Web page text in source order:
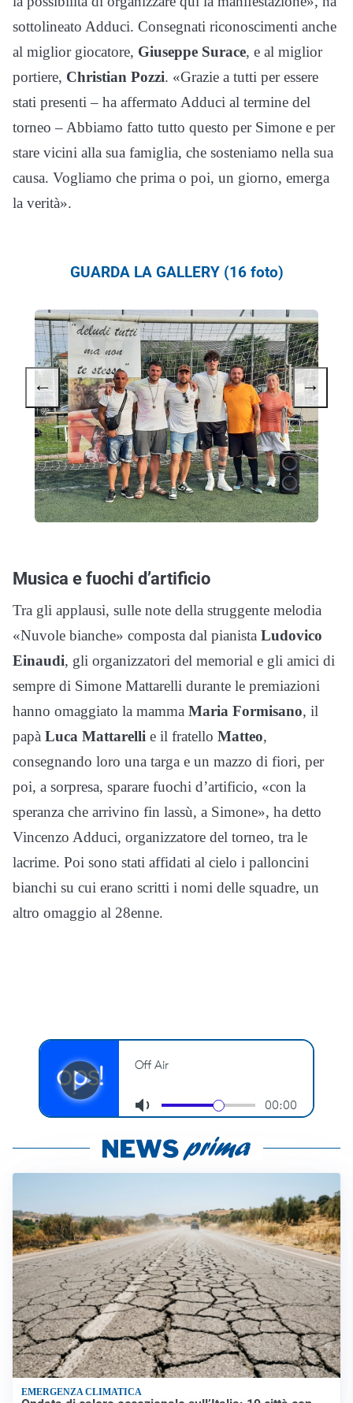
sottolineato Adduci. Consegnati riconoscimenti anche
al miglior giocatore, Giuseppe Surace, e al miglior
portiere, Christian Pozzi. «Grazie a tutti per essere
stati presenti – ha affermato Adduci al termine del
torneo – Abbiamo fatto tutto questo per Simone e per
stare vicini alla sua famiglia, che sosteniamo nella sua
causa. Vogliamo che prima o poi, un giorno, emerga
la verità».
GUARDA LA GALLERY (16 foto)
← →
Musica e fuochi d’artificio
Tra gli applausi, sulle note della struggente melodia
«Nuvole bianche» composta dal pianista Ludovico
Einaudi, gli organizzatori del memorial e gli amici di
sempre di Simone Mattarelli durante le premiazioni
hanno omaggiato la mamma Maria Formisano, il
papà Luca Mattarelli e il fratello Matteo,
consegnando loro una targa e un mazzo di fiori, per
poi, a sorpresa, sparare fuochi d’artificio, «con la
speranza che arrivino fin lassù, a Simone», ha detto
Vincenzo Adduci, organizzatore del torneo, tra le
lacrime. Poi sono stati affidati al cielo i palloncini
bianchi su cui erano scritti i nomi delle squadre, un
altro omaggio al 28enne.
EMERGENZA CLIMATICA